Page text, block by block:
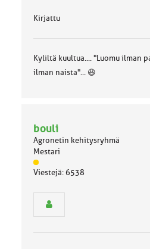
Kirjattu
Kyliltä kuultua.... "Luomu ilman
ilman naista"... 😆
bouli
Agronetin kehitysryhmä
Mestari
J
ä
Viestejä: 6538